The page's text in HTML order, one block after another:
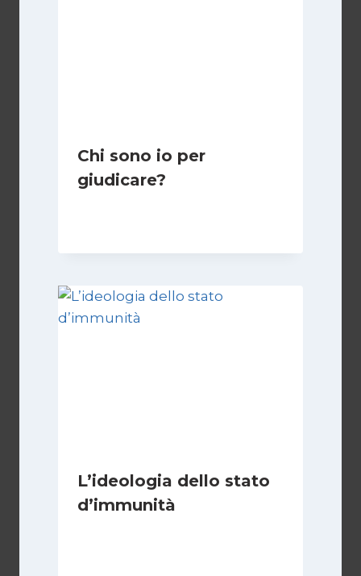
Chi sono io per
giudicare?
L’ideologia dello stato
d’immunità